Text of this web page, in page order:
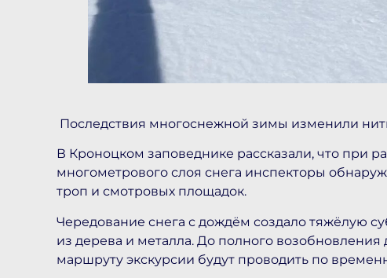
Последствия многоснежной зимы изменили
В Кроноцком заповеднике рассказали, что при
многометрового слоя снега инспекторы
троп и смотровых площадок.
Чередование снега с дождём создало тяжёлую
из дерева и металла. До полного
маршруту экскурсии будут проводить по